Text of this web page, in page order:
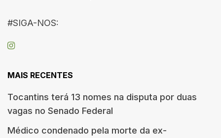
#SIGA-NOS:
MAIS RECENTES
Tocantins terá 13 nomes na disputa por duas
vagas no Senado Federal
Médico condenado pela morte da ex-